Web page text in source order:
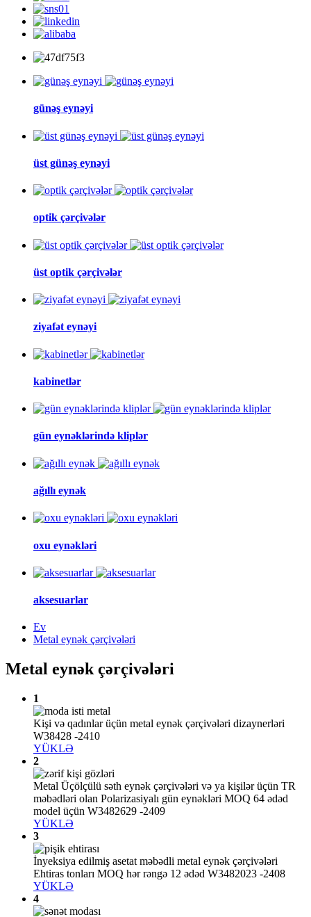
günəş eynəyi
üst günəş eynəyi
optik çərçivələr
üst optik çərçivələr
ziyafət eynəyi
kabinetlər
gün eynəklərində kliplər
ağıllı eynək
oxu eynəkləri
aksesuarlar
Ev
Metal eynək çərçivələri
Metal eynək çərçivələri
1
Kişi və qadınlar üçün metal eynək çərçivələri dizaynerləri
W38428 -2410
YÜKLƏ
2
Metal Üçölçülü səth eynək çərçivələri və ya kişilər üçün TR
məbədləri olan Polarizasiyalı gün eynəkləri MOQ 64 ədəd
model üçün W3482629 -2409
YÜKLƏ
3
İnyeksiya edilmiş asetat məbədli metal eynək çərçivələri
Ehtiras tonları MOQ hər rəngə 12 ədəd W3482023 -2408
YÜKLƏ
4